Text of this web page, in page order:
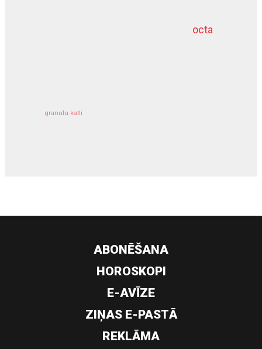
octa
granulu katli
dziļurbums
ABONĒŠANA
HOROSKOPI
E-AVĪZE
ZIŅAS E-PASTĀ
REKLĀMA